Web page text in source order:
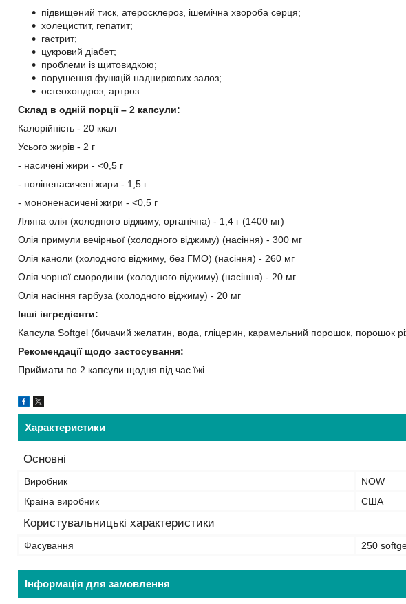
підвищений тиск, атеросклероз, ішемічна хвороба серця;
холецистит, гепатит;
гастрит;
цукровий діабет;
проблеми із щитовидкою;
порушення функцій надниркових залоз;
остеохондроз, артроз.
Склад в одній порції – 2 капсули:
Калорійність - 20 ккал
Усього жирів - 2 г
- насичені жири - <0,5 г
- поліненасичені жири - 1,5 г
- мононенасичені жири - <0,5 г
Лляна олія (холодного віджиму, органічна) - 1,4 г (1400 мг)
Олія примули вечірньої (холодного віджиму) (насіння) - 300 мг
Олія каноли (холодного віджиму, без ГМО) (насіння) - 260 мг
Олія чорної смородини (холодного віджиму) (насіння) - 20 мг
Олія насіння гарбуза (холодного віджиму) - 20 мг
Інші інгредієнти:
Капсула Softgel (бичачий желатин, вода, гліцерин, карамельний порошок, порошок
Рекомендації щодо застосування:
Приймати по 2 капсули щодня під час їжі.
Характеристики
Основні
Виробник
NOW
Країна виробник
США
Користувальницькі характеристики
Фасування 250
Інформація для замовлення